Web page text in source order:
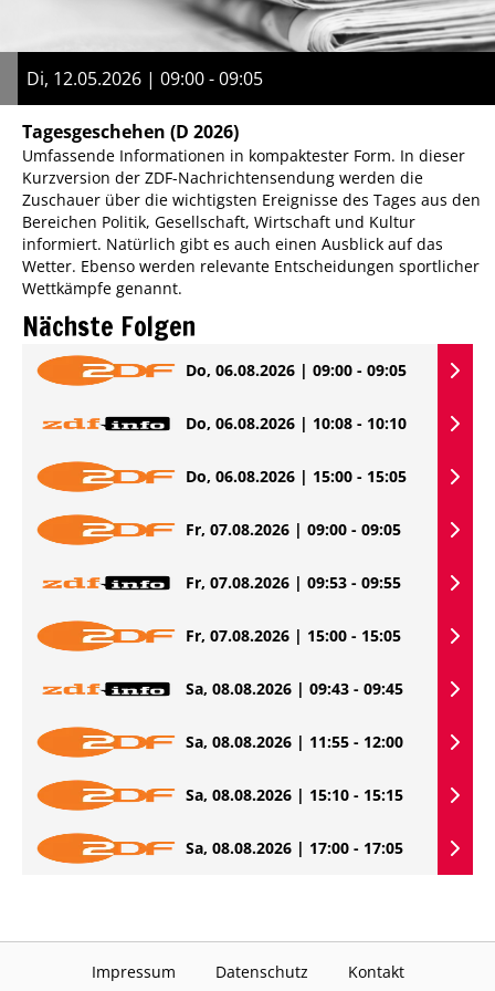
Di, 12.05.2026 | 09:00 - 09:05
Tagesgeschehen (D 2026)
Umfassende Informationen in kompaktester Form. In dieser
Kurzversion der ZDF-Nachrichtensendung werden die
Zuschauer über die wichtigsten Ereignisse des Tages aus den
Bereichen Politik, Gesellschaft, Wirtschaft und Kultur
informiert. Natürlich gibt es auch einen Ausblick auf das
Wetter. Ebenso werden relevante Entscheidungen sportlicher
Wettkämpfe genannt.
Nächste Folgen
Do, 06.08.2026 | 09:00 - 09:05
Do, 06.08.2026 | 10:08 - 10:10
Do, 06.08.2026 | 15:00 - 15:05
Fr, 07.08.2026 | 09:00 - 09:05
Fr, 07.08.2026 | 09:53 - 09:55
Fr, 07.08.2026 | 15:00 - 15:05
Sa, 08.08.2026 | 09:43 - 09:45
Sa, 08.08.2026 | 11:55 - 12:00
Sa, 08.08.2026 | 15:10 - 15:15
Sa, 08.08.2026 | 17:00 - 17:05
Impressum Datenschutz Kontakt